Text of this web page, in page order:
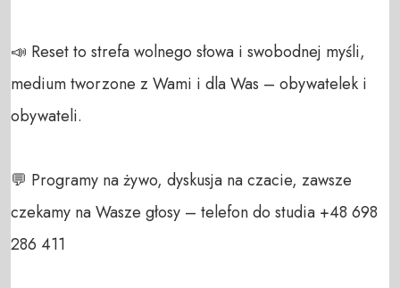
📣 Reset to strefa wolnego słowa i swobodnej myśli,
medium tworzone z Wami i dla Was – obywatelek i
obywateli.
💬 Programy na żywo, dyskusja na czacie, zawsze
czekamy na Wasze głosy – telefon do studia +48 698
286 411